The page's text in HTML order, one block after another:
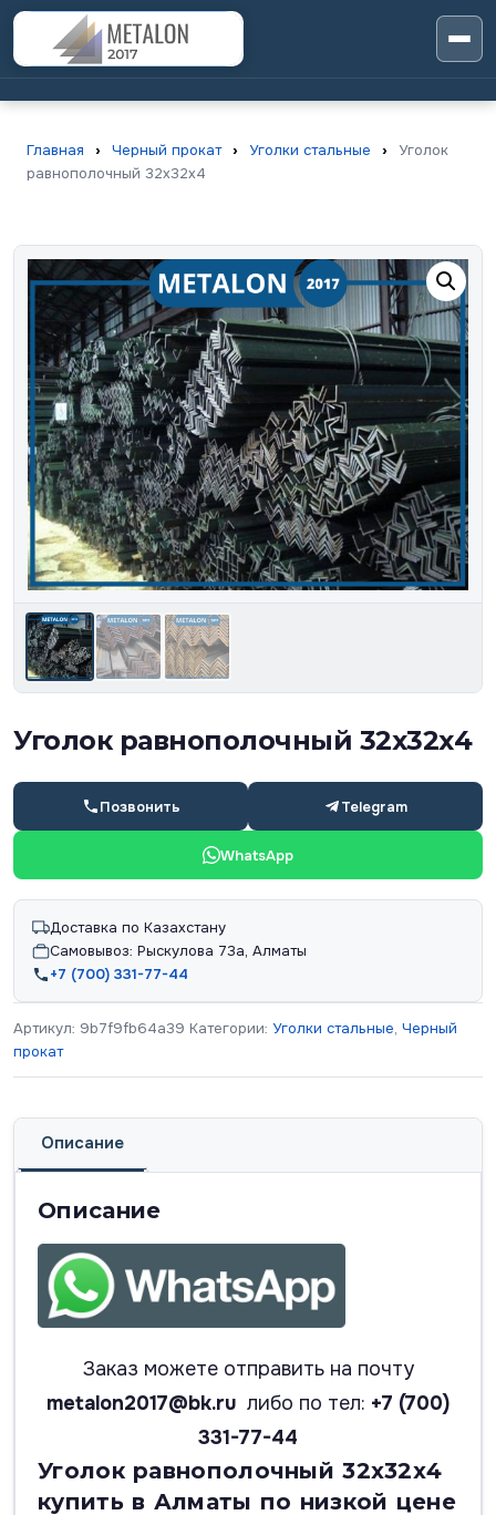
Главная › Черный прокат › Уголки стальные ›
Уголок
равнополочный 32х32х4
Уголок равнополочный 32х32х4
Позвонить Telegram
WhatsApp
Доставка по Казахстану
Самовывоз: Рыскулова 73а, Алматы
+7 (700) 331-77-44
Артикул: 9b7f9fb64a39 Категории: Уголки стальные, Черный
прокат
Описание
Описание
Заказ можете отправить на почту
metalon2017@bk.ru либо по тел: +7 (700)
331-77-44
Уголок равнополочный 32х32х4
купить в Алматы по низкой цене